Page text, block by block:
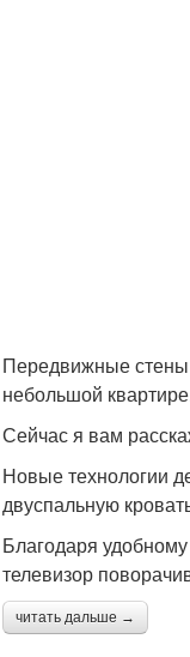
Передвижные стены
небольшой
Сейчас я вам
Новые технологии
двуспальную
Благодаря
телевизор
читать дальше →